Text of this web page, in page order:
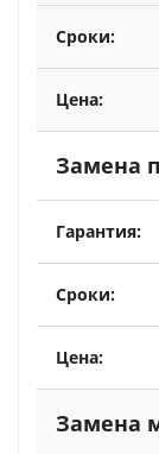
Замена
Замена